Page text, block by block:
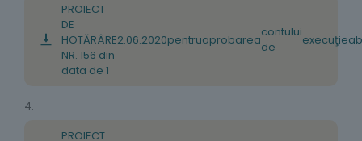
PROIECT
DE
HOTĂRÂRE
NR. 156 din
data de 1
2.06.2020pentruaprobareacontului
de
execuţiea
4.
PROIECT